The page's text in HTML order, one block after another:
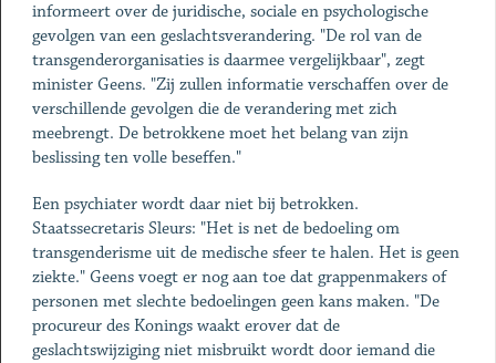
informeert over de juridische, sociale en psychologische
gevolgen van een geslachtsverandering. "De rol van de
transgenderorganisaties is daarmee vergelijkbaar", zegt
minister Geens. "Zij zullen informatie verschaffen over de
verschillende gevolgen die de verandering met zich
meebrengt. De betrokkene moet het belang van zijn
beslissing ten volle beseffen."
Een psychiater wordt daar niet bij betrokken.
Staatssecretaris Sleurs: "Het is net de bedoeling om
transgenderisme uit de medische sfeer te halen. Het is geen
ziekte." Geens voegt er nog aan toe dat grappenmakers of
personen met slechte bedoelingen geen kans maken. "De
procureur des Konings waakt erover dat de
geslachtswijziging niet misbruikt wordt door iemand die